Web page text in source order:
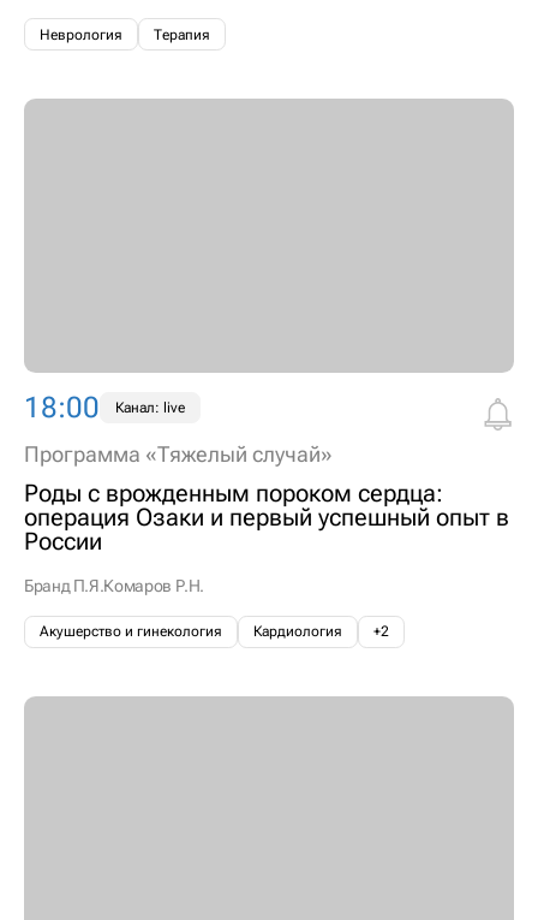
Неврология Терапия
18:00 Канал: live
Программа «Тяжелый случай»
Роды с врожденным пороком сердца:
операция Озаки и первый успешный опыт в
России
Бранд П.Я.Комаров Р.Н.
Акушерство и гинекология Кардиология +2